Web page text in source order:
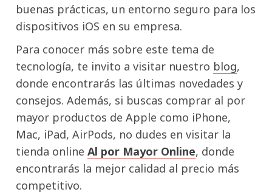
buenas prácticas, un entorno seguro para los
dispositivos iOS en su empresa.
Para conocer más sobre este tema de
tecnología, te invito a visitar nuestro blog,
donde encontrarás las últimas novedades y
consejos. Además, si buscas comprar al por
mayor productos de Apple como iPhone,
Mac, iPad, AirPods, no dudes en visitar la
tienda online Al por Mayor Online, donde
encontrarás la mejor calidad al precio más
competitivo.